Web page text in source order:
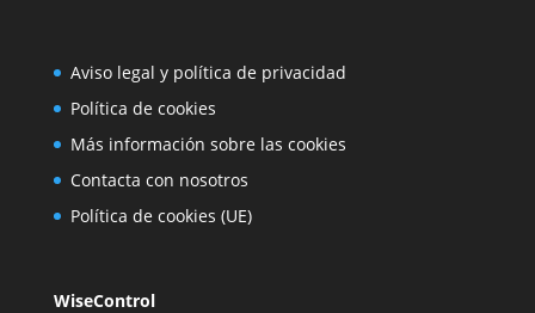
Aviso legal y política de privacidad
Política de cookies
Más información sobre las cookies
Contacta con nosotros
Política de cookies (UE)
WiseControl